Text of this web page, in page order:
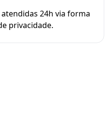
24h via forma
privacidade.